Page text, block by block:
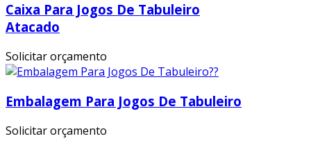
Caixa Para Jogos De Tabuleiro
Atacado
Solicitar orçamento
Embalagem Para Jogos De Tabuleiro
Solicitar orçamento